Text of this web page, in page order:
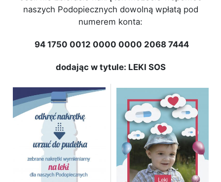
naszych Podopiecznych dowolną wpłatą pod
numerem konta:
94 1750 0012 0000 0000 2068 7444
dodając w tytule: LEKI SOS